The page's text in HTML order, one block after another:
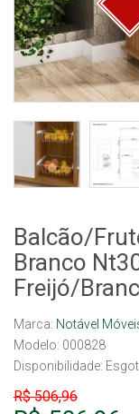
Balcão/
Branco
Freijó/
Marca: Notável
Modelo: 000828
Disponibilidade:
R$ 506,96